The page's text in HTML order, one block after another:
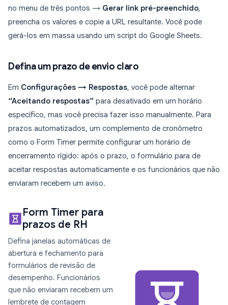
no menu de três pontos → Gerar link pré-preenchido,
preencha os valores e copie a URL resultante. Você pode
gerá-los em massa usando um script do Google Sheets.
Defina um prazo de envio claro
Em Configurações → Respostas, você pode alternar
“Aceitando respostas” para desativado em um horário
específico, mas você precisa fazer isso manualmente. Para
prazos automatizados, um complemento de cronômetro
como o Form Timer permite configurar um horário de
encerramento rígido: após o prazo, o formulário para de
aceitar respostas automaticamente e os funcionários que não
enviaram recebem um aviso.
Form Timer para
prazos de RH
Defina janelas automáticas de
abertura e fechamento para
formulários de revisão de
desempenho. Funcionários
que não enviaram recebem um
lembrete de contagem